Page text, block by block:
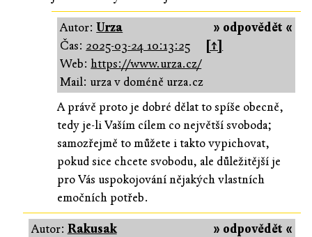
» odpovědět «
Autor:Urza
Čas: 2025-03-24 10:13:25
[↑]
Web:https://www.urza.cz/
Mail: urza v doméně urza.cz
A právě proto je dobré dělat to spíše obecně,
tedy je-li Vaším cílem co největší svoboda;
samozřejmě to můžete i takto vypichovat,
pokud sice chcete svobodu, ale důležitější je
pro Vás uspokojování nějakých vlastních
emočních potřeb.
» odpovědět «
Autor: Rakusak